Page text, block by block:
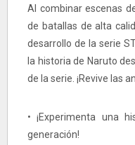
Al combinar escenas
de batallas de alta
desarrollo de la serie
la historia de Naruto
de la serie. ¡Revive las
• ¡Experimenta una
generación!